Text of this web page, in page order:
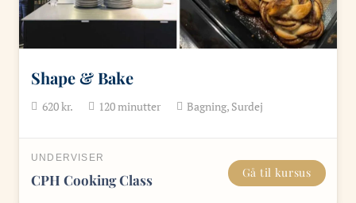
Shape & Bake
620kr. 120minutter Bagning, Surdej
UNDERVISER
CPH Cooking Class Gå til kursus